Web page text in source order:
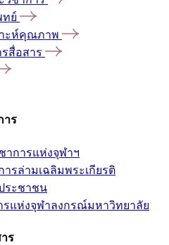
ทย์
าะห์คุณภาพ
สื่อสาร
าร
าการแห่งจุฬาฯ
รล่ามเฉลิมพระเกียรติ
ระชาชน
รแห่งจุฬาลงกรณ์มหาวิทยาลัย
ร